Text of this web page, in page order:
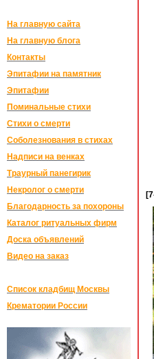
На главную сайта
На главную блога
Контакты
Эпитафии на памятник
Эпитафии
Поминальные стихи
Стихи о смерти
Соболезнования в стихах
Надписи на венках
Траурный панегирик
Некролог о смерти
Благодарность за похороны
Каталог ритуальных фирм
Доска объявлений
Видео на заказ
Список кладбищ Москвы
Крематории России